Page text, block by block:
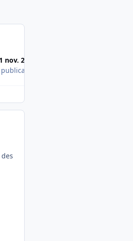
nov. 2009